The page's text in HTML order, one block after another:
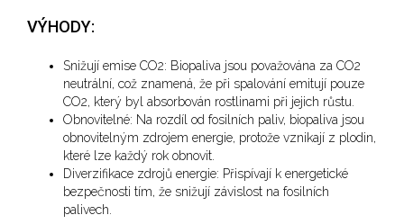
VÝHODY:
Snižují emise CO2: Biopaliva jsou považována za CO2
neutrální, což znamená, že při spalování emitují pouze
CO2, který byl absorbován rostlinami při jejich růstu.
Obnovitelné: Na rozdíl od fosilních paliv, biopaliva jsou
obnovitelným zdrojem energie, protože vznikají z plodin,
které lze každý rok obnovit.
Diverzifikace zdrojů energie: Přispívají k energetické
bezpečnosti tím, že snižují závislost na fosilních
palivech.